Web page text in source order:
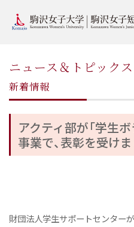
ニュース＆トピックス
新着情報
アクティ部が「学生
事業で、表彰を受けま
財団法人学生サポートセンター